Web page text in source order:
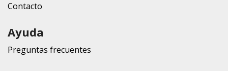
Contacto
Ayuda
Preguntas frecuentes